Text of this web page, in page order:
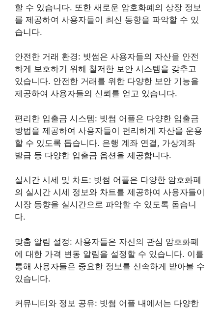
할 수 있습니다. 또한 새로운 암호화폐의 상장 정보
를 제공하여 사용자들이 최신 동향을 파악할 수 있
습니다.
안전한 거래 환경: 빗썸은 사용자들의 자산을 안전
하게 보호하기 위해 철저한 보안 시스템을 갖추고
있습니다. 안전한 거래를 위한 다양한 보안 기능을
제공하여 사용자들의 신뢰를 얻고 있습니다.
편리한 입출금 시스템: 빗썸 어플은 다양한 입출금
방법을 제공하여 사용자들이 편리하게 자산을 운용
할 수 있도록 돕습니다. 은행 계좌 연결, 가상계좌
발급 등 다양한 입출금 옵션을 제공합니다.
실시간 시세 및 차트: 빗썸 어플은 다양한 암호화폐
의 실시간 시세 정보와 차트를 제공하여 사용자들이
시장 동향을 실시간으로 파악할 수 있도록 돕습니
다.
맞춤 알림 설정: 사용자들은 자신의 관심 암호화폐
에 대한 가격 변동 알림을 설정할 수 있습니다. 이를
통해 사용자들은 중요한 정보를 신속하게 받아볼 수
있습니다.
커뮤니티와 정보 공유: 빗썸 어플 내에서는 다양한